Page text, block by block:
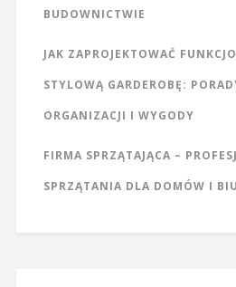
BUDOWNICTWIE
JAK ZAPROJEKTOWAĆ
STYLOWĄ GARDEROBĘ:
ORGANIZACJI I WYGODY
FIRMA SPRZĄTAJĄCA –
SPRZĄTANIA DLA DOMÓW I